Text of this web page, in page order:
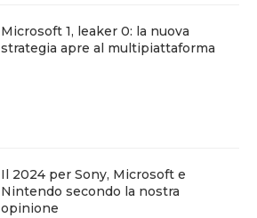
Microsoft 1, leaker 0: la nuova
strategia apre al multipiattaforma
Il 2024 per Sony, Microsoft e
Nintendo secondo la nostra
opinione